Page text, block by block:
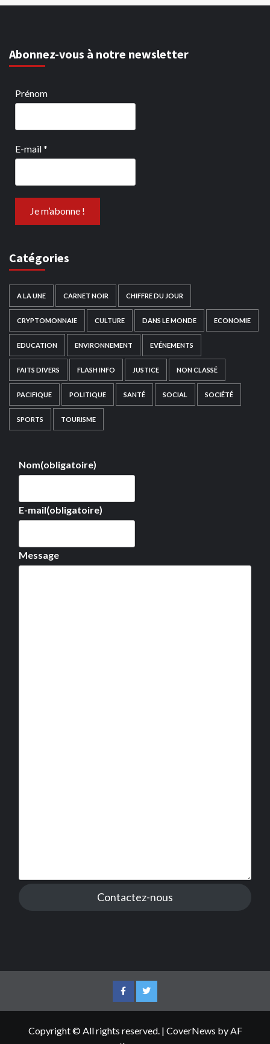
Abonnez-vous à notre newsletter
Prénom
E-mail*
Catégories
A LA UNE CARNET NOIR CHIFFRE DU JOUR
CRYPTOMONNAIE CULTURE DANS LE MONDE ECONOMIE
EDUCATION ENVIRONNEMENT EVÉNEMENTS
FAITS DIVERS FLASH INFO JUSTICE NON CLASSÉ
PACIFIQUE POLITIQUE SANTÉ SOCIAL SOCIÉTÉ
SPORTS TOURISME
Nom(obligatoire)
E-mail(obligatoire)
Message
Contactez-nous
FacebookTwitter
Copyright © All rights reserved. | CoverNews by AF